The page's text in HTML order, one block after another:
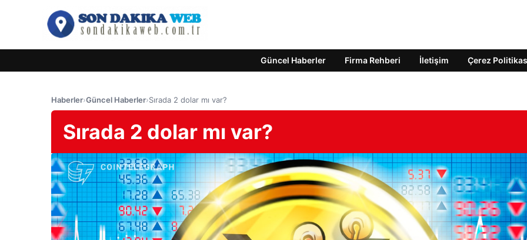
Güncel Haberler Firma Rehberi İletişim Çerez
Haberler›Güncel Haberler›Sırada 2 dolar mı var?
Sırada 2 dolar mı var?